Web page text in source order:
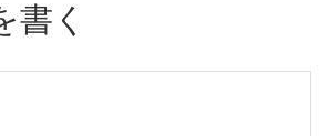
書く